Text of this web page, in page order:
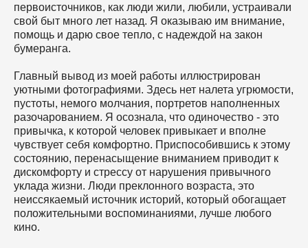
первоисточников, как люди жили, любили, устраивали
свой быт много лет назад. Я оказываю им внимание,
помощь и дарю свое тепло, с надеждой на закон
бумеранга.
Главный вывод из моей работы иллюстрирован
уютными фотографиями. Здесь нет налета угрюмости,
пустоты, немого молчания, портретов наполненных
разочарованием. Я осознала, что одиночество - это
привычка, к которой человек привыкает и вполне
чувствует себя комфортно. Приспособившись к этому
состоянию, перенасыщение вниманием приводит к
дискомфорту и стрессу от нарушения привычного
уклада жизни. Люди преклонного возраста, это
неиссякаемый источник историй, который обогащает
положительными воспоминаниями, лучше любого
кино.